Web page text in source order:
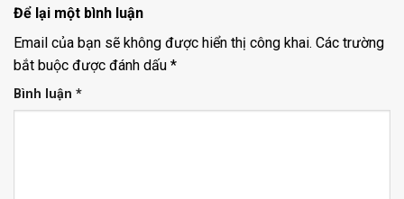
Để lại một bình luận
Email của bạn sẽ không được hiển thị công khai. Các trường
bắt buộc được đánh dấu *
Bình luận *